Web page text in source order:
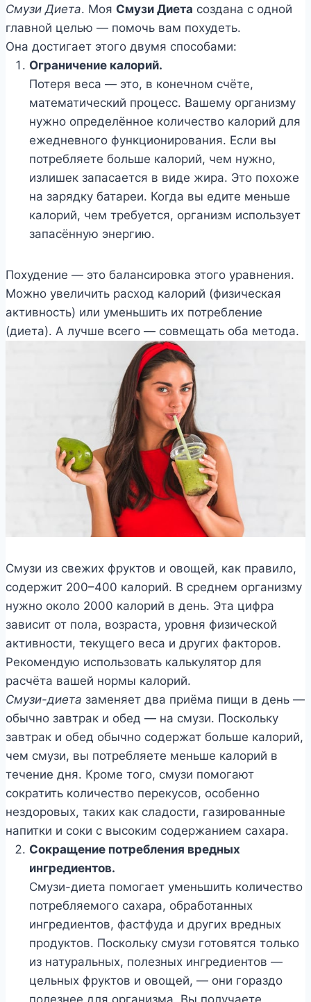
Смузи Диета. Моя Смузи Диета создана с одной
главной целью — помочь вам похудеть.
Она достигает этого двумя способами:
Ограничение калорий.
Потеря веса — это, в конечном счёте,
математический процесс. Вашему организму
нужно определённое количество калорий для
ежедневного функционирования. Если вы
потребляете больше калорий, чем нужно,
излишек запасается в виде жира. Это похоже
на зарядку батареи. Когда вы едите меньше
калорий, чем требуется, организм использует
запасённую энергию.
Похудение — это балансировка этого уравнения.
Можно увеличить расход калорий (физическая
активность) или уменьшить их потребление
(диета). А лучше всего — совмещать оба метода.
Смузи из свежих фруктов и овощей, как правило,
содержит 200–400 калорий. В среднем организму
нужно около 2000 калорий в день. Эта цифра
зависит от пола, возраста, уровня физической
активности, текущего веса и других факторов.
Рекомендую использовать калькулятор для
расчёта вашей нормы калорий.
Смузи-диета заменяет два приёма пищи в день —
обычно завтрак и обед — на смузи. Поскольку
завтрак и обед обычно содержат больше калорий,
чем смузи, вы потребляете меньше калорий в
течение дня. Кроме того, смузи помогают
сократить количество перекусов, особенно
нездоровых, таких как сладости, газированные
напитки и соки с высоким содержанием сахара.
Сокращение потребления вредных
ингредиентов.
Смузи-диета помогает уменьшить количество
потребляемого сахара, обработанных
ингредиентов, фастфуда и других вредных
продуктов. Поскольку смузи готовятся только
из натуральных, полезных ингредиентов —
цельных фруктов и овощей, — они гораздо
полезнее для организма. Вы получаете